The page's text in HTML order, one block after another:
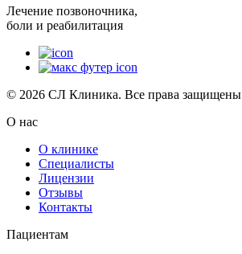
Лечение позвоночника,
боли и реабилитация
© 2026 СЛ Клиника. Все права защищены
О нас
О клинике
Специалисты
Лицензии
Отзывы
Контакты
Пациентам